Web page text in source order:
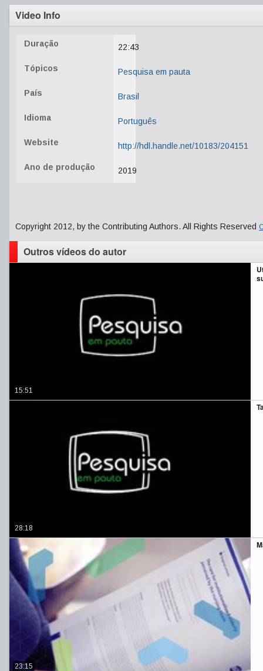
Video Info
Duração 22:43
Tópicos Pesquisa em pauta
País Brasil
Idioma Português
Website http://hdl.handle.net/10183/204151
Ano de produção 2019
Copyright 2012, by the Contributing Authors. All Rights Reserved
Outros vídeos do autor
15:51
28:18
23:15